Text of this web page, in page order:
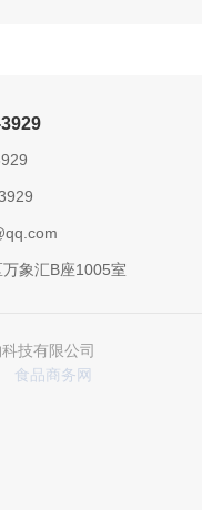
象汇B座1005室
技有限公司
食品商务网